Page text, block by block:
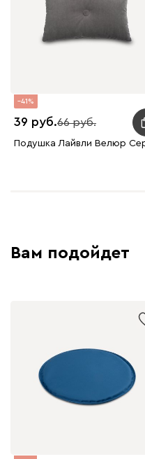
41
39 66
Подушка Лайвли Велюр
Вам подойдет